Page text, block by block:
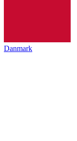
Danmark